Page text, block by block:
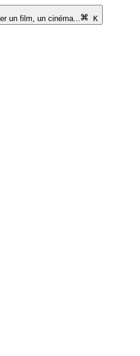
un film, un cinéma...
K